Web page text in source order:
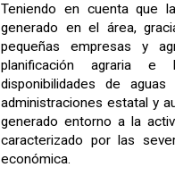
Teniendo en cuenta que
generado en el área,
pequeñas empresas y
planificación agraria e
disponibilidades de
administraciones estatal y
generado entorno a la
caracterizado por las
económica.